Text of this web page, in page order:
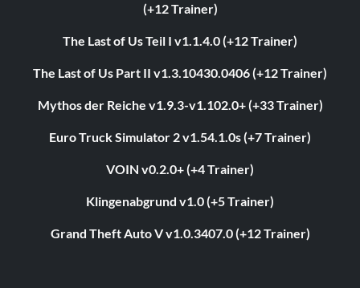
(+12 Trainer)
The Last of Us Teil I v1.1.4.0 (+12 Trainer)
The Last of Us Part II v1.3.10430.0406 (+12 Trainer)
Mythos der Reiche v1.9.3-v1.102.0+ (+33 Trainer)
Euro Truck Simulator 2 v1.54.1.0s (+7 Trainer)
VOIN v0.2.0+ (+4 Trainer)
Klingenabgrund v1.0 (+5 Trainer)
Grand Theft Auto V v1.0.3407.0 (+12 Trainer)